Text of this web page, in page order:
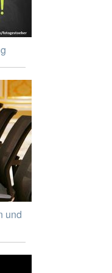
und